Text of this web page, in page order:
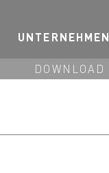
UNTERNEHMEN
DOWNLOAD